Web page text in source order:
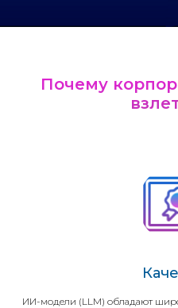
Почему
ИИ-модели (LLM) обладают